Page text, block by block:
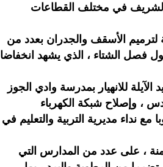
الشريف في مختلف القطاعات
الأسقف والجدران بعدد من
فصل الشتاء ، الذي يشهد انخفاضا
للانهيار بمدرسة وادي الجوز
، وإصلاح شبكة الكهرباء
نداء مديرية التربية والتعليم في
بمواصفات آمنة ، على عدد من المدارس التي